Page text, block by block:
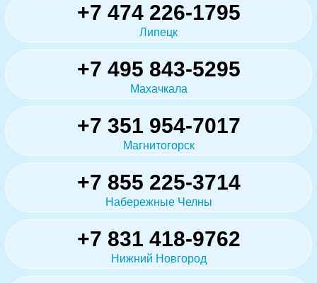
+7 474 226-1795
Липецк
+7 495 843-5295
Махачкала
+7 351 954-7017
Магнитогорск
+7 855 225-3714
Набережные Челны
+7 831 418-9762
Нижний Новгород